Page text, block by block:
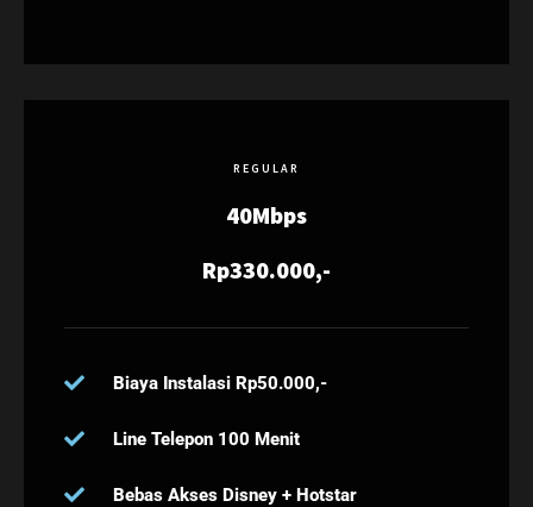
REGULAR
40Mbps
Rp330.000,-
Biaya Instalasi Rp50.000,-
Line Telepon 100 Menit
Bebas Akses Disney + Hotstar